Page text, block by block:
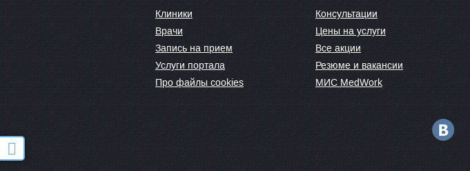
Клиники
Врачи
Запись на прием
Услуги портала
Про файлы cookies
Консультации
Цены на услуги
Все акции
Резюме и вакансии
МИС MedWork